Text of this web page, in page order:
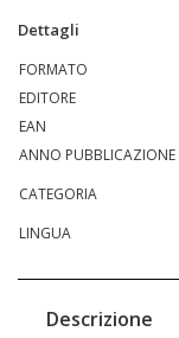
Dettagli
FORMATO
EDITORE
EAN
ANNO PUBBLICAZIONE
CATEGORIA
LINGUA
Descrizione